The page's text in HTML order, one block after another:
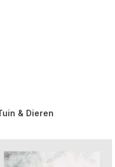
& Dieren